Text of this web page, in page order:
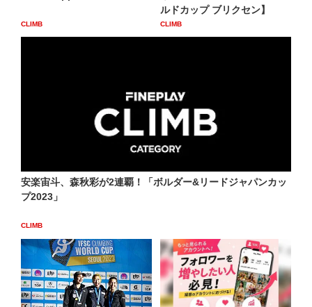
CLIMB
ルドカップ ブリクセン】
CLIMB
安楽宙斗、森秋彩が2連覇！「ボルダー&リードジャパンカッ
プ2023」
CLIMB